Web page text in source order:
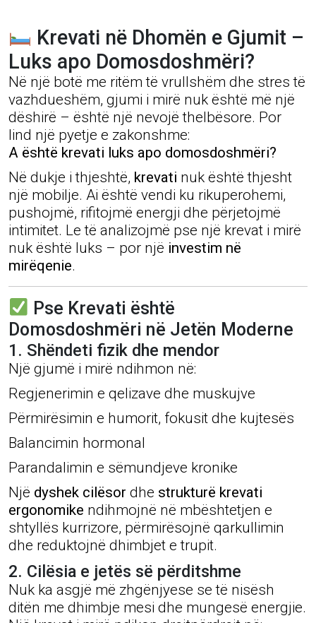
Krevati në Dhomën e Gjumit –
Luks apo Domosdoshmëri?
Në një botë me ritëm të vrullshëm dhe stres të
vazhdueshëm, gjumi i mirë nuk është më një
dëshirë – është një nevojë thelbësore. Por
lind një pyetje e zakonshme:
A është krevati luks apo domosdoshmëri?
Në dukje i thjeshtë, krevati nuk është thjesht
një mobilje. Ai është vendi ku rikuperohemi,
pushojmë, rifitojmë energji dhe përjetojmë
intimitet. Le të analizojmë pse një krevat i mirë
nuk është luks – por një investim në
mirëqenie.
Pse Krevati është
Domosdoshmëri në Jetën Moderne
1. Shëndeti fizik dhe mendor
Një gjumë i mirë ndihmon në:
Regjenerimin e qelizave dhe muskujve
Përmirësimin e humorit, fokusit dhe kujtesës
Balancimin hormonal
Parandalimin e sëmundjeve kronike
Një dyshek cilësor dhe strukturë krevati
ergonomike ndihmojnë në mbështetjen e
shtyllës kurrizore, përmirësojnë qarkullimin
dhe reduktojnë dhimbjet e trupit.
2. Cilësia e jetës së përditshme
Nuk ka asgjë më zhgënjyese se të nisësh
ditën me dhimbje mesi dhe mungesë energjie.